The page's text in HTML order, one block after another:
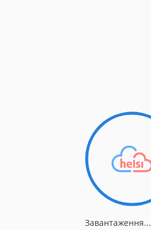
Завантаження...